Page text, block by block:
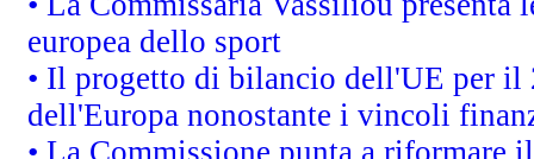
europea dello sport
• Il progetto di bilancio dell'UE per il
dell'Europa nonostante i vincoli
• La Commissione punta a riformare